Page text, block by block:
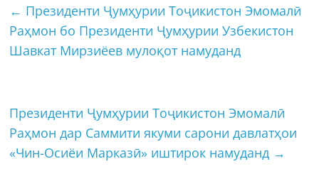
← Президенти Ҷумҳурии Тоҷикистон Эмомалӣ
Раҳмон бо Президенти Ҷумҳурии Узбекистон
Шавкат Мирзиёев мулоқот намуданд
Президенти Ҷумҳурии Тоҷикистон Эмомалӣ
Раҳмон дар Саммити якуми сарони давлатҳои
«Чин-Осиёи Марказӣ» иштирок намуданд →